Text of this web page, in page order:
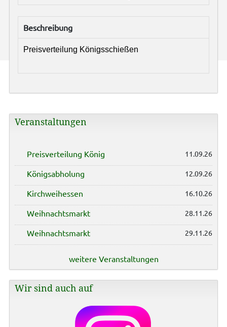
Beschreibung
Preisverteilung Königsschießen
Veranstaltungen
Preisverteilung König 11.09.26
Königsabholung 12.09.26
Kirchweihessen 16.10.26
Weihnachtsmarkt 28.11.26
Weihnachtsmarkt 29.11.26
weitere Veranstaltungen
Wir sind auch auf